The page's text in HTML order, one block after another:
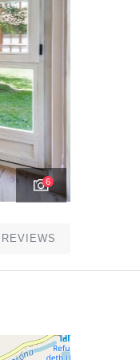
6
REVIEWS